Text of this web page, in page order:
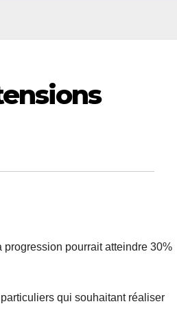
pourrait atteindre 30%
qui souhaitant réaliser